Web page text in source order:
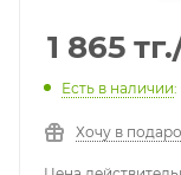
1 865 тг.
Есть в наличии:
Хочу в